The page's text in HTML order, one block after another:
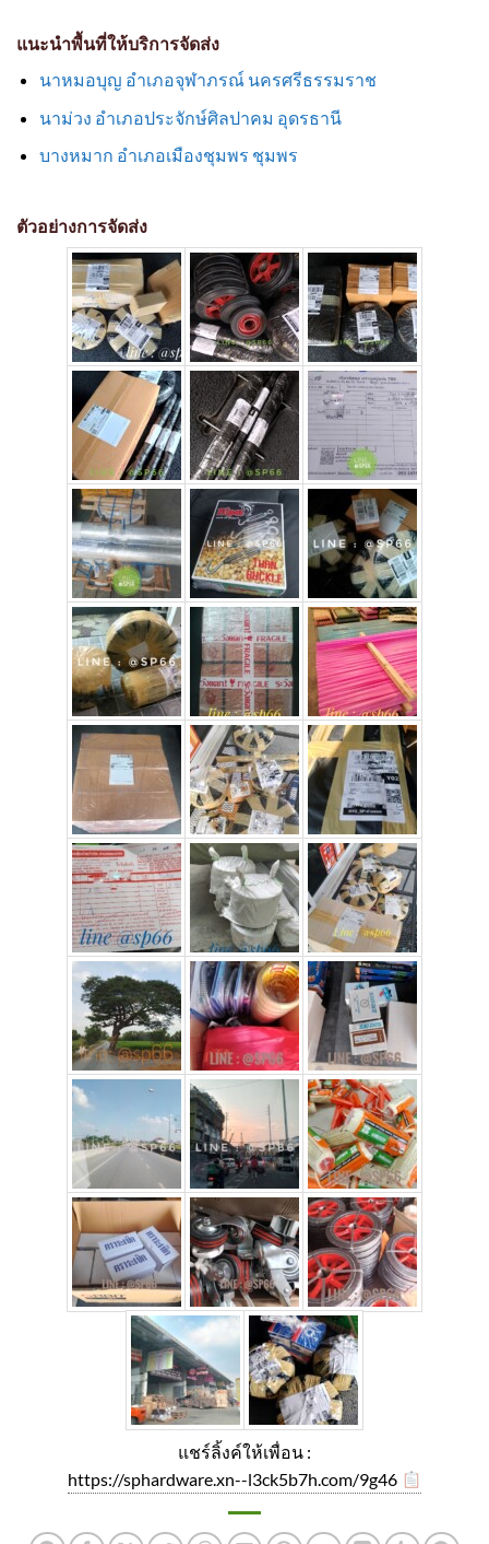
แนะนำพื้นที่ให้บริการจัดส่ง
นาหมอบุญ อำเภอจุฬาภรณ์ นครศรีธรรมราช
นาม่วง อำเภอประจักษ์ศิลปาคม อุดรธานี
บางหมาก อำเภอเมืองชุมพร ชุมพร
ตัวอย่างการจัดส่ง
แชร์ลิ้งค์ให้เพื่อน :
https://sphardware.xn--l3ck5b7h.com/9g46